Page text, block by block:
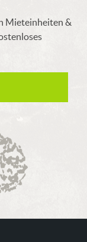
Mieteinheiten &